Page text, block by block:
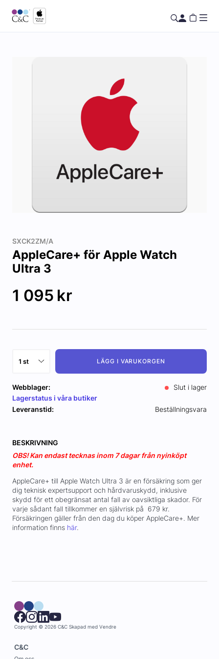
SXCK2ZM/A
AppleCare+ för Apple Watch
Ultra 3
1 095 kr
LÄGG I VARUKORGEN
Webblager:
Slut i lager
Lagerstatus i våra butiker
Leveranstid:
Beställningsvara
BESKRIVNING
OBS! Kan endast tecknas inom 7 dagar från nyinköpt
enhet.
AppleCare+ till Apple Watch Ultra 3 är en försäkring som ger
dig teknisk expertsupport och hårdvaruskydd, inklusive
skydd för ett obegränsat antal fall av oavsiktliga skador. För
varje sådant fall tillkommer en självrisk på 679 kr.
Försäkringen gäller från den dag du köper AppleCare+. Mer
information finns här.
Copyright © 2026 C&C Skapad med Vendre
C&C